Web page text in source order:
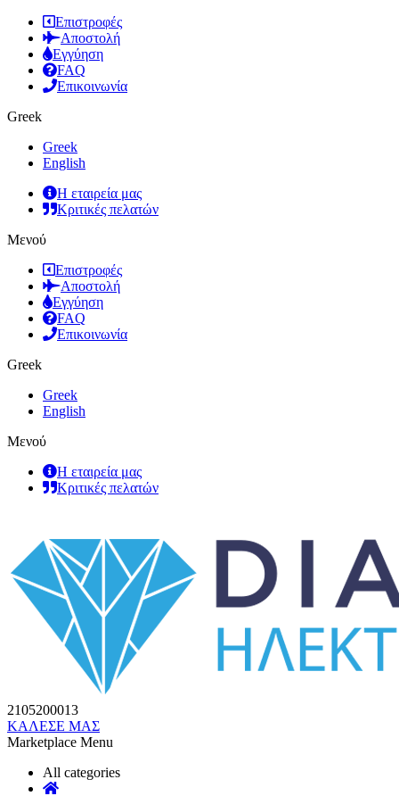
Επιστροφές
Αποστολή
Εγγύηση
FAQ
Επικοινωνία
Greek
Greek
English
Η εταιρεία μας
Κριτικές πελατών
Μενού
Επιστροφές
Αποστολή
Εγγύηση
FAQ
Επικοινωνία
Greek
Greek
English
Μενού
Η εταιρεία μας
Κριτικές πελατών
2105200013
ΚΑΛΕΣΕ ΜΑΣ
Marketplace Menu
All categories